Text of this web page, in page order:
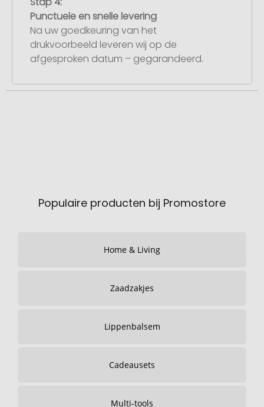
Punctuele en snelle levering
Na uw goedkeuring van het
drukvoorbeeld leveren wij op de
afgesproken datum – gegarandeerd.
Populaire producten bij Promostore
Home & Living
Zaadzakjes
Lippenbalsem
Cadeausets
Multi-tools